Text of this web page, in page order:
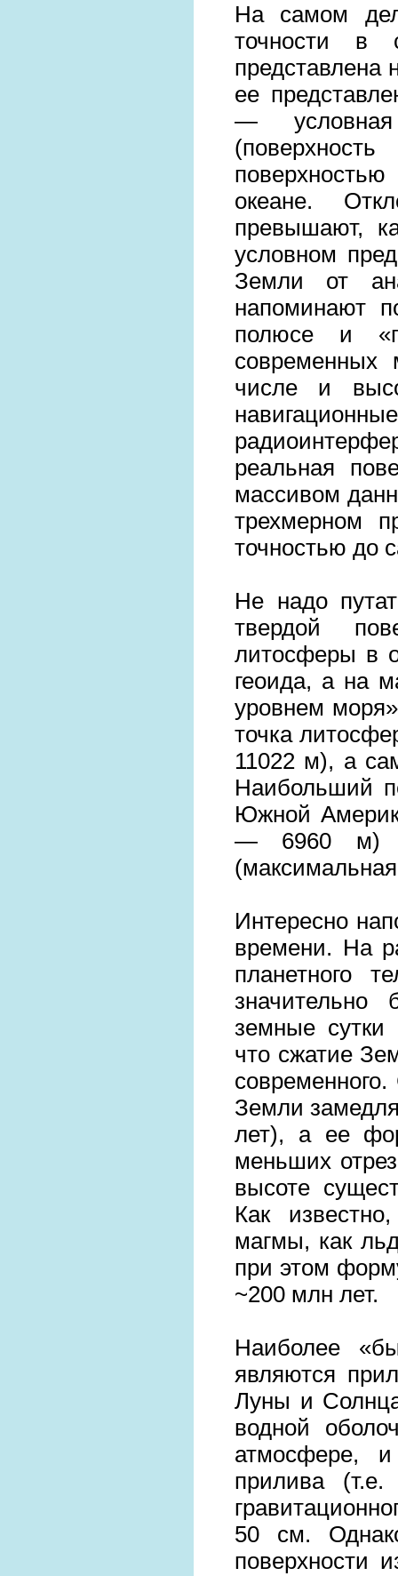
На самом
точности в
представлена
ее
— условная
океане.
превышают,
условном
Земли от
напоминают
полюсе и
современных
числе и
реальная
массивом
трехмерном
точностью до
Не надо
твердой
литосферы в
геоида, а на
уровнем
точка
11022 м), а
Наибольший
Южной
— 6960 м) и
Интересно
времени. На
планетного
значительно
земные сутки
что сжатие
Земли
лет), а ее
меньших
высоте
Как
магмы, как
при этом
~200 млн лет.
Наиболее
являются
Луны и
водной
атмосфере,
прилива
50 см.
поверхности